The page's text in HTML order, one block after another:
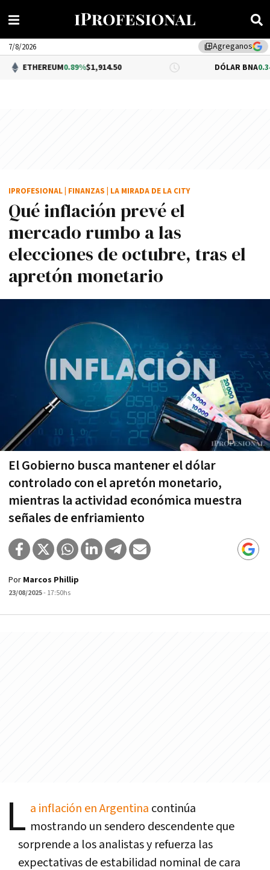
library_addAgreganos
7/8/2026
0.89%$1,914.50 DÓLAR BNA 0.34%$1,520.00
Qué inflación prevé el
mercado rumbo a las
elecciones de octubre, tras el
apretón monetario
El Gobierno busca mantener el dólar
controlado con el apretón monetario,
mientras la actividad económica muestra
señales de enfriamiento
IPROFESIONAL FINANZAS LA MIRADA DE LA CITY
Por Marcos Phillip
23/08/2025- 17:50hs
L a inflación en Argentina continúa
mostrando un sendero descendente que
sorprende a los analistas y refuerza las
expectativas de estabilidad nominal de cara